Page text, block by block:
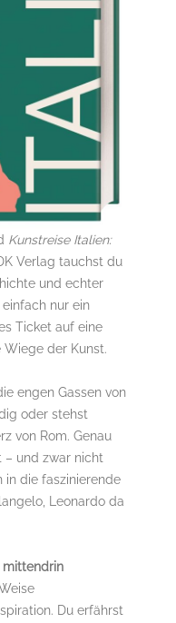
Kunstreise Italien:
Verlag tauchst du
und echter
nur ein
Ticket auf eine
Wiege der Kunst.
engen Gassen von
oder stehst
von Rom. Genau
und zwar nicht
in die faszinierende
Leonardo da
mittendrin
Du erfährst